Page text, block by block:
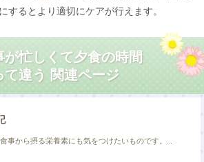
するとより適切にケアが行えます。
が忙しくて夕食の時間
て違う 関連ページ
事から摂る栄養素にも気をつけたいものです。...